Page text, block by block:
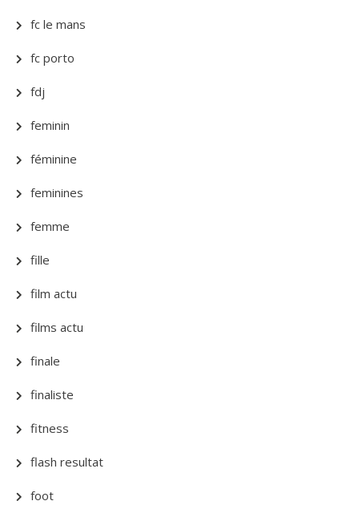
fc le mans
fc porto
fdj
feminin
féminine
feminines
femme
fille
film actu
films actu
finale
finaliste
fitness
flash resultat
foot